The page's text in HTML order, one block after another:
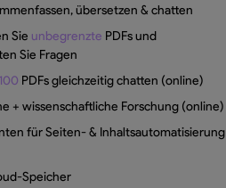
übersetzen & chatten
Sie unbegrenzte PDFs und
Sie Fragen
100 PDFs gleichzeitig chatten (online)
+ wissenschaftliche Forschung (online)
für Seiten- & Inhaltsautomatisierung
Speicher